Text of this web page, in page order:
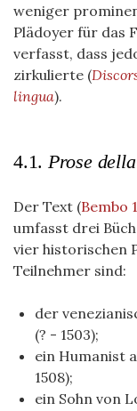
weniger
Plädoyer für das
verfasst, dass
zirkulierte (
lingua).
4.1. Prose
Der Text (Bembo
umfasst drei
vier historischen
Teilnehmer sind:
der
(? - 1503);
ein Humanist
1508);
ein Sohn von